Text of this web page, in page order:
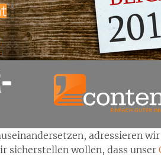
adressieren
sicherstellen wollen, dass unser